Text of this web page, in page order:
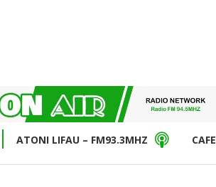
ATONI LIFAU – FM93.3MHZ